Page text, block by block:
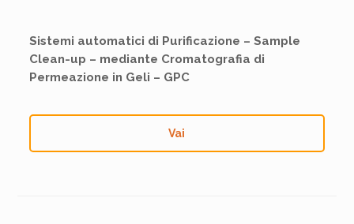
Sistemi automatici di Purificazione – Sample
Clean-up – mediante Cromatografia di
Permeazione in Geli – GPC
Vai